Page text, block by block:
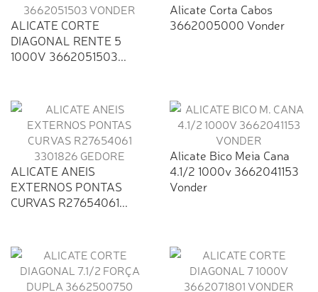
ALICATE CORTE
DIAGONAL RENTE 5
1000V 3662051503...
Alicate Corta Cabos
3662005000 Vonder
ALICATE ANEIS
EXTERNOS PONTAS
CURVAS R27654061...
Alicate Bico Meia Cana
4.1/2 1000v 3662041153
Vonder